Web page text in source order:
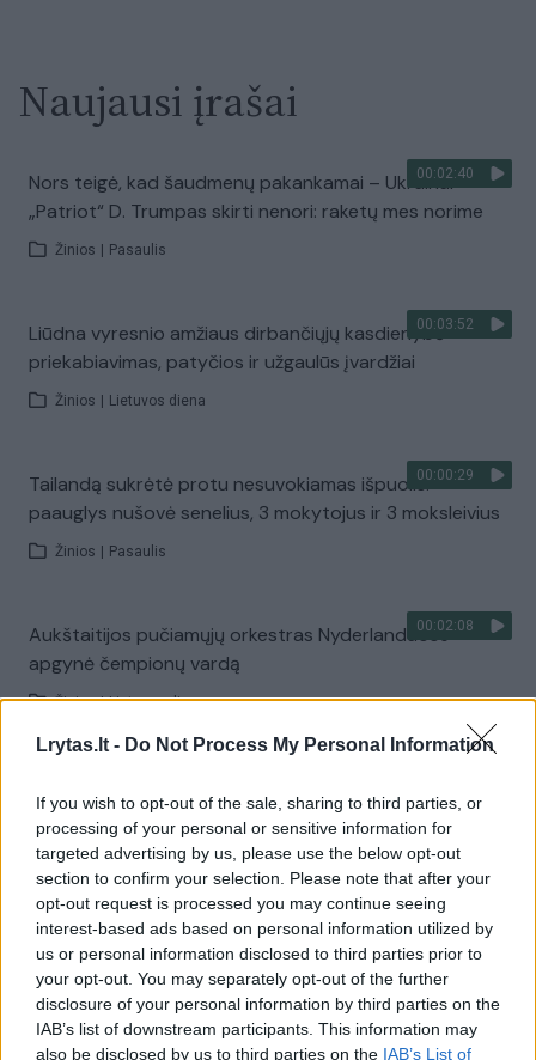
Lrytas.lt - Do Not Process My Personal Information
If you wish to opt-out of the sale, sharing to third parties, or
processing of your personal or sensitive information for
targeted advertising by us, please use the below opt-out
section to confirm your selection. Please note that after your
opt-out request is processed you may continue seeing
interest-based ads based on personal information utilized by
us or personal information disclosed to third parties prior to
your opt-out. You may separately opt-out of the further
disclosure of your personal information by third parties on the
IAB’s list of downstream participants. This information may
also be disclosed by us to third parties on the IAB’s List of
Naujausi įrašai
00:02:40
Nors teigė, kad šaudmenų pakankamai – Ukrainai
„Patriot“ D. Trumpas skirti nenori: raketų mes norime
Žinios Pasaulis
00:03:52
Liūdna vyresnio amžiaus dirbančiųjų kasdienybė –
priekabiavimas, patyčios ir užgaulūs įvardžiai
Žinios Lietuvos diena
00:00:29
Tailandą sukrėtė protu nesuvokiamas išpuolis:
paauglys nušovė senelius, 3 mokytojus ir 3 moksleivius
Žinios Pasaulis
00:02:08
Aukštaitijos pučiamųjų orkestras Nyderlanduose
apgynė čempionų vardą
Žinios | Lietuvos diena
Žiūrimiausi įrašai
00:00:30
Vaizdai iš tragiškos avarijos Vilniaus r.: dviejų moterų ir
vaiko gyvybių išgelbėti nepavyko
Žinios | Lietuvos diena